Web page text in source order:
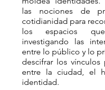
las nociones de
cotidianidad para
los espacios
investigando las
entre lo público y lo
descifrar los vínculos
entre la ciudad, el
identidad.